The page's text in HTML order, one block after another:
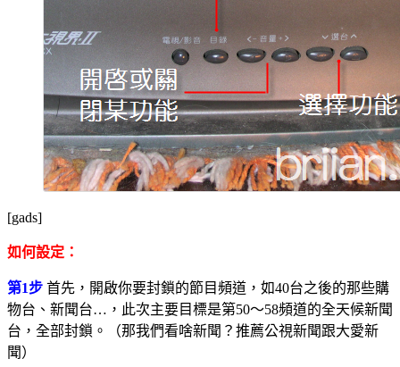
[gads]
如何設定：
第1步 首先，開啟你要封鎖的節目頻道，如40台之後的那些購
物台、新聞台…，此次主要目標是第50～58頻道的全天候新聞
台，全部封鎖。（那我們看啥新聞？推薦公視新聞跟大愛新
聞）